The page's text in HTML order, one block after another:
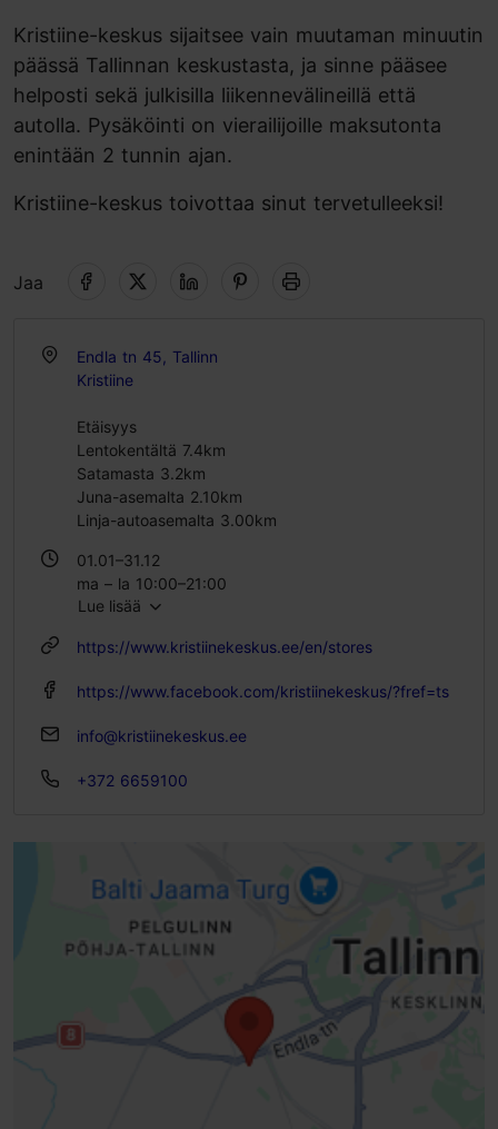
Kristiine-keskus sijaitsee vain muutaman minuutin
päässä Tallinnan keskustasta, ja sinne pääsee
helposti sekä julkisilla liikennevälineillä että
autolla. Pysäköinti on vierailijoille maksutonta
enintään 2 tunnin ajan.
Kristiine-keskus toivottaa sinut tervetulleeksi!
Jaa
Endla tn 45, Tallinn
Kristiine
Etäisyys
Lentokentältä 7.4km
Satamasta 3.2km
Juna-asemalta 2.10km
Linja-autoasemalta 3.00km
01.01–31.12
ma – la 10:00–21:00
su 10:00–19:00
Lue lisää
https://www.kristiinekeskus.ee/en/stores
https://www.facebook.com/kristiinekeskus/?fref=ts
info@kristiinekeskus.ee
+372 6659100